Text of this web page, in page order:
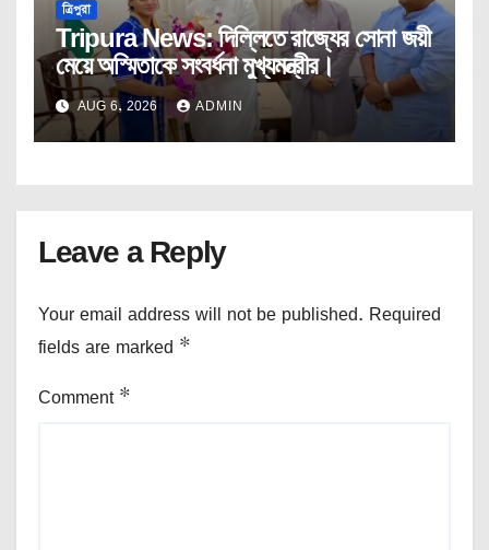
ত্রিপুরা
Tripura News: দিল্লিতে রাজ্যের সোনা জয়ী
মেয়ে অস্মিতাকে সংবর্ধনা মুখ্যমন্ত্রীর।
AUG 6, 2026 ADMIN
Leave a Reply
Your email address will not be published. Required
fields are marked *
Comment *